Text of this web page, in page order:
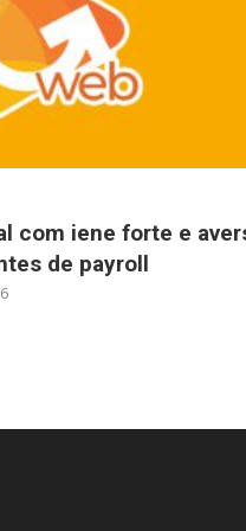
com iene forte e
de payroll